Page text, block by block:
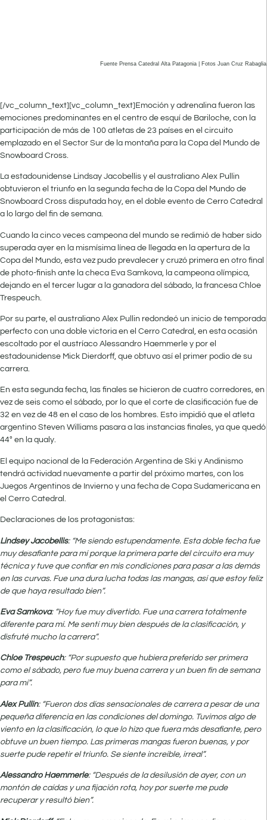
Fuente Prensa Catedral Alta Patagonia | Fotos Juan Cruz Rabaglia
[/vc_column_text][vc_column_text]Emoción y adrenalina fueron las
emociones predominantes en el centro de esquí de Bariloche, con la
participación de más de 100 atletas de 23 países en el circuito
emplazado en el Sector Sur de la montaña para la Copa del Mundo de
Snowboard Cross.
La estadounidense Lindsay Jacobellis y el australiano Alex Pullin
obtuvieron el triunfo en la segunda fecha de la Copa del Mundo de
Snowboard Cross disputada hoy, en el doble evento de Cerro Catedral
a lo largo del fin de semana.
Cuando la cinco veces campeona del mundo se redimió de haber sido
superada ayer en la mismísima línea de llegada en la apertura de la
Copa del Mundo, esta vez pudo prevalecer y cruzó primera en otro final
de photo-finish ante la checa Eva Samkova, la campeona olímpica,
dejando en el tercer lugar a la ganadora del sábado, la francesa Chloe
Trespeuch.
Por su parte, el australiano Alex Pullin redondeó un inicio de temporada
perfecto con una doble victoria en el Cerro Catedral, en esta ocasión
escoltado por el austríaco Alessandro Haemmerle y por el
estadounidense Mick Dierdorff, que obtuvo así el primer podio de su
carrera.
En esta segunda fecha, las finales se hicieron de cuatro corredores, en
vez de seis como el sábado, por lo que el corte de clasificación fue de
32 en vez de 48 en el caso de los hombres. Esto impidió que el atleta
argentino Steven Williams pasara a las instancias finales, ya que quedó
44° en la qualy.
El equipo nacional de la Federación Argentina de Ski y Andinismo
tendrá actividad nuevamente a partir del próximo martes, con los
Juegos Argentinos de Invierno y una fecha de Copa Sudamericana en
el Cerro Catedral.
Declaraciones de los protagonistas:
Lindsey Jacobellis: “Me siendo estupendamente. Esta doble fecha fue
muy desafiante para mí porque la primera parte del circuito era muy
técnica y tuve que confiar en mis condiciones para pasar a las demás
en las curvas. Fue una dura lucha todas las mangas, así que estoy feliz
de que haya resultado bien”.
Eva Samkova: “Hoy fue muy divertido. Fue una carrera totalmente
diferente para mí. Me sentí muy bien después de la clasificación, y
disfruté mucho la carrera”.
Chloe Trespeuch: “Por supuesto que hubiera preferido ser primera
como el sábado, pero fue muy buena carrera y un buen fin de semana
para mí”.
Alex Pullin: “Fueron dos días sensacionales de carrera a pesar de una
pequeña diferencia en las condiciones del domingo. Tuvimos algo de
viento en la clasificación, lo que lo hizo que fuera más desafiante, pero
obtuve un buen tiempo. Las primeras mangas fueron buenas, y por
suerte pude repetir el triunfo. Se siente increíble, irreal”.
Alessandro Haemmerle: “Después de la desilusión de ayer, con un
montón de caídas y una fijación rota, hoy por suerte me pude
recuperar y resultó bien”.